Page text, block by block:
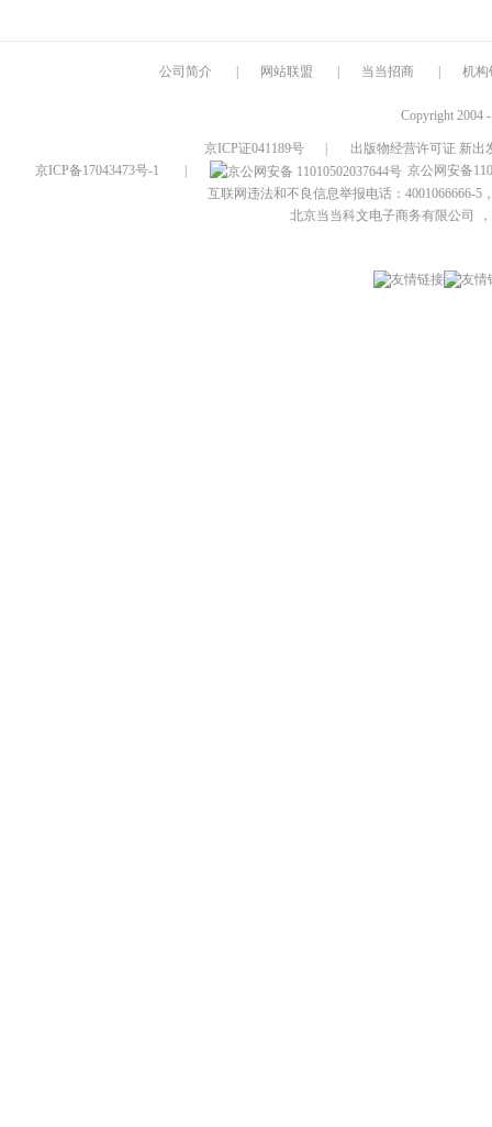
公司简介 网站联盟 当当招商 机构
Copyright 2004
京ICP证041189号
出版物经营许可证 新出
京ICP备17043473号-1
京公网安备
互联网违法和不良信息举报电话：4001066666-5
北京当当科文电子商务有限公司